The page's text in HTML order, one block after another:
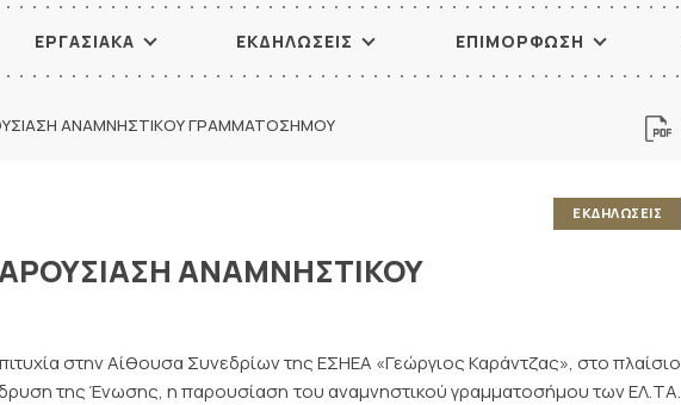
ΕΡΓΑΣΙΑΚΑ ΕΚΔΗΛΩΣΕΙΣ ΕΠΙΜΟΡΦΩΣΗ
ΑΝΑΜΝΗΣΤΙΚΟΥ ΓΡΑΜΜΑΤΟΣΗΜΟΥ
ΕΚΔΗΛΩΣΕΙΣ
ΑΝΑΜΝΗΣΤΙΚΟΥ
στην Αίθουσα Συνεδρίων της ΕΣΗΕΑ «Γεώργιος Καράντζας», στο πλαίσιο
της Ένωσης, η παρουσίαση του αναμνηστικού γραμματοσήμου των ΕΛ.ΤΑ.